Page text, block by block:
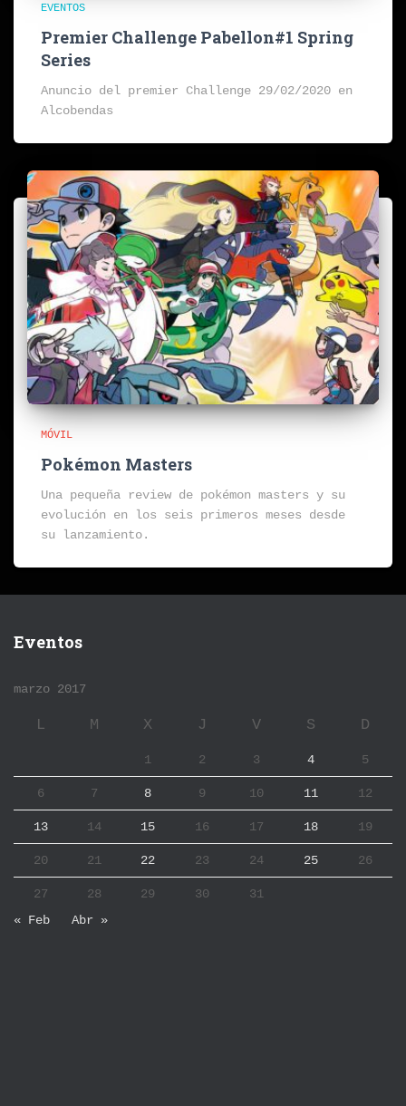
EVENTOS
Premier Challenge Pabellon#1 Spring
Series
Anuncio del premier Challenge 29/02/2020 en
Alcobendas
MÓVIL
Pokémon Masters
Una pequeña review de pokémon masters y su
evolución en los seis primeros meses desde
su lanzamiento.
Eventos
marzo 2017
L M X J V S D
1 2 3 4 5
6 7 8 9 10 11 12
13 14 15 16 17 18 19
20 21 22 23 24 25 26
27 28 29 30
31
« Feb
Abr »